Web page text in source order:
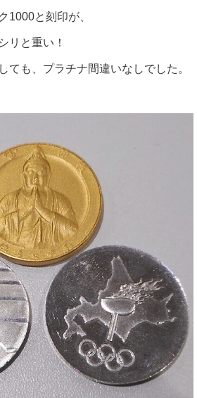
1000と刻印が、
リと重い！
ても、プラチナ間違いなしでした。